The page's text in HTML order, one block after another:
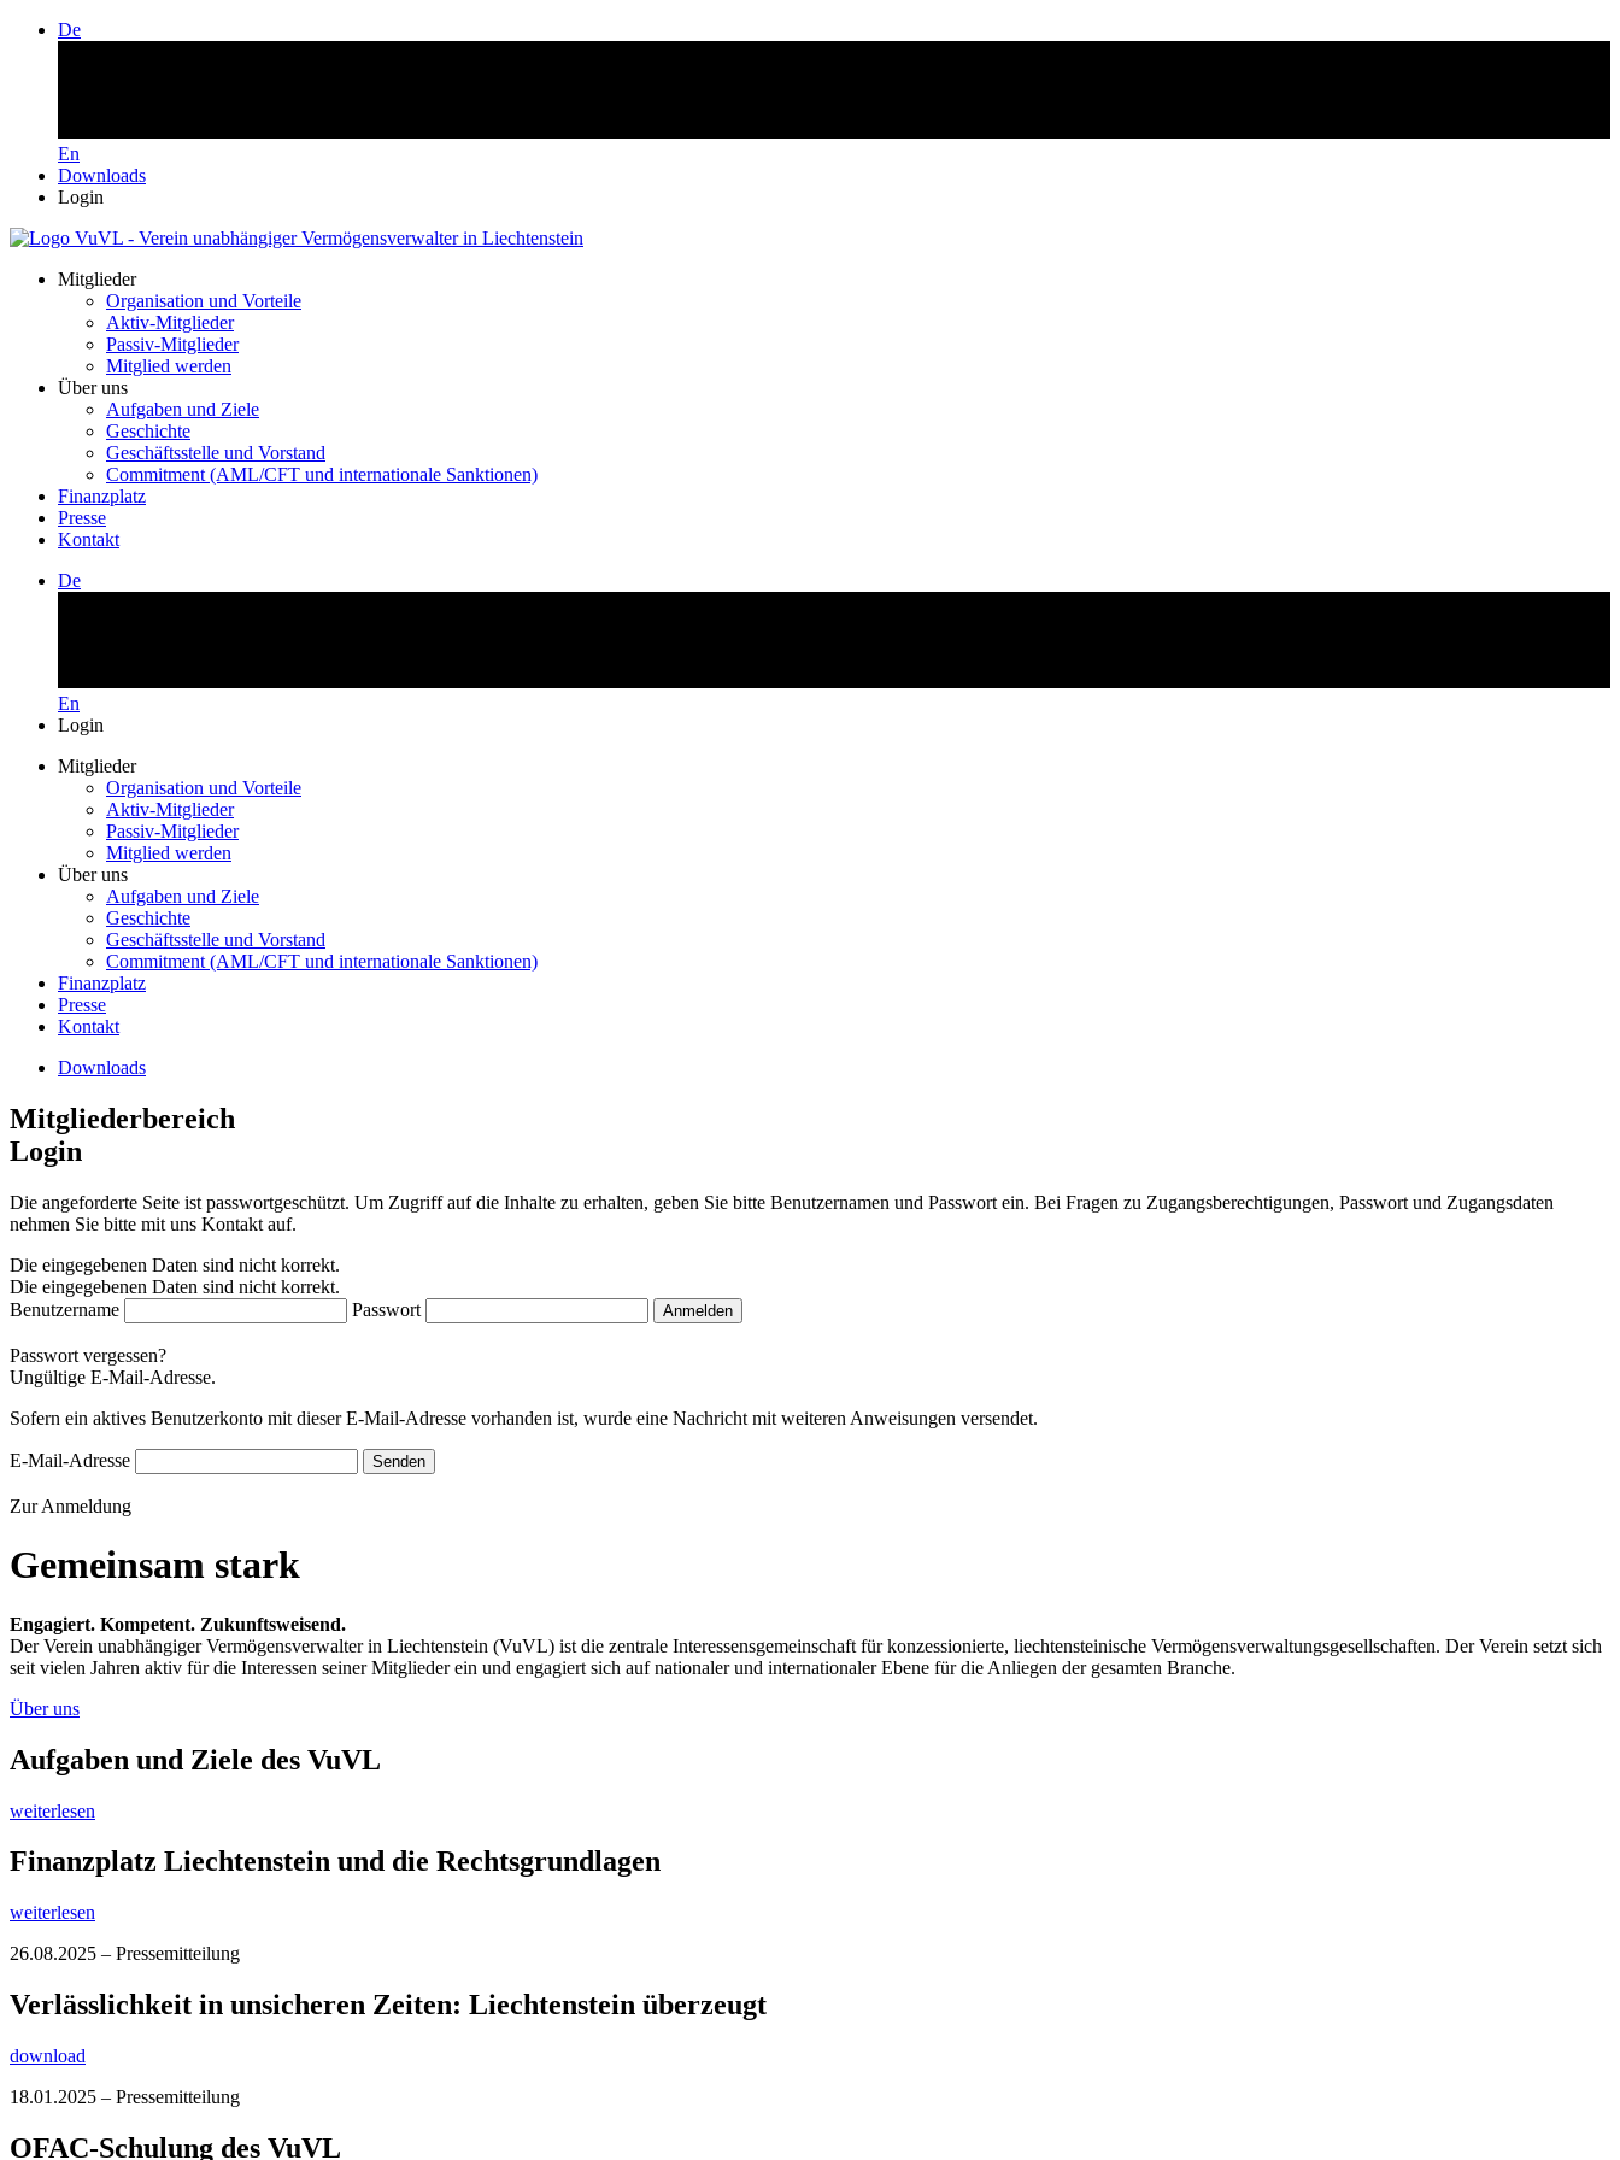
De
En
Downloads
Login
Mitglieder
Organisation und Vorteile
Aktiv-Mitglieder
Passiv-Mitglieder
Mitglied werden
Über uns
Aufgaben und Ziele
Geschichte
Geschäftsstelle und Vorstand
Commitment (AML/CFT und internationale Sanktionen)
Finanzplatz
Presse
Kontakt
De
En
Login
Mitglieder
Organisation und Vorteile
Aktiv-Mitglieder
Passiv-Mitglieder
Mitglied werden
Über uns
Aufgaben und Ziele
Geschichte
Geschäftsstelle und Vorstand
Commitment (AML/CFT und internationale Sanktionen)
Finanzplatz
Presse
Kontakt
Downloads
Mitgliederbereich
Login
Die angeforderte Seite ist passwortgeschützt. Um Zugriff auf die Inhalte zu erhalten, geben Sie bitte Benutzernamen und Passwort ein. Bei Fragen zu Zugangsberechtigungen, Passwort und Zugangsdaten
nehmen Sie bitte mit uns Kontakt auf.
Die eingegebenen Daten sind nicht korrekt.
Die eingegebenen Daten sind nicht korrekt.
Benutzername
Passwort Anmelden
Passwort vergessen?
Ungültige E-Mail-Adresse.
Sofern ein aktives Benutzerkonto mit dieser E-Mail-Adresse vorhanden ist, wurde eine Nachricht mit weiteren Anweisungen versendet.
E-Mail-Adresse Senden
Zur Anmeldung
Gemeinsam stark
Engagiert. Kompetent. Zukunftsweisend.
Der Verein unabhängiger Vermögensverwalter in Liechtenstein (VuVL) ist die zentrale Interessensgemeinschaft für konzessionierte, liechtensteinische Vermögensverwaltungsgesellschaften. Der Verein setzt sich
seit vielen Jahren aktiv für die Interessen seiner Mitglieder ein und engagiert sich auf nationaler und internationaler Ebene für die Anliegen der gesamten Branche.
Über uns
Aufgaben und Ziele des VuVL
weiterlesen
Finanzplatz Liechtenstein und die Rechtsgrundlagen
weiterlesen
26.08.2025 – Pressemitteilung
Verlässlichkeit in unsicheren Zeiten: Liechtenstein überzeugt
download
18.01.2025 – Pressemitteilung
OFAC-Schulung des VuVL